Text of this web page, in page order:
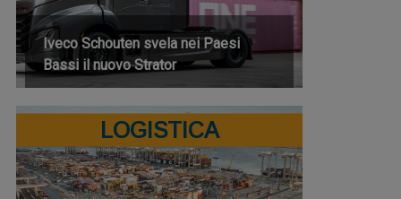
Iveco Schouten svela nei Paesi
Bassi il nuovo Strator
LOGISTICA